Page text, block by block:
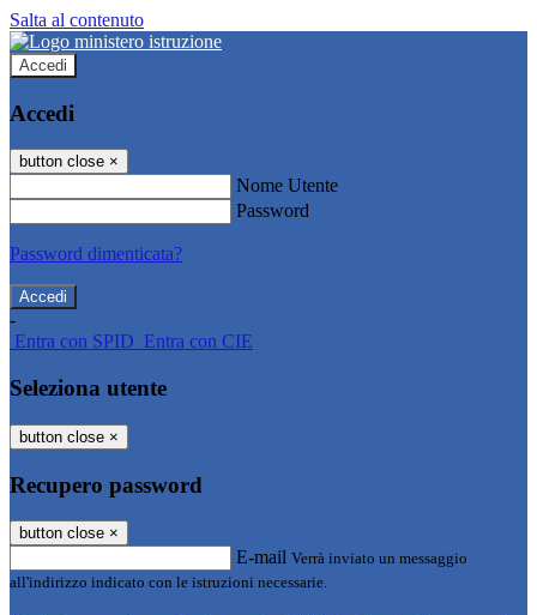
Salta al contenuto
Accedi
Accedi
button close ×
Nome Utente
Password
Password dimenticata?
-
Entra con SPID Entra con CIE
Seleziona utente
button close ×
Recupero password
button close ×
E-mail Verrà inviato un messaggio
all'indirizzo indicato con le istruzioni necessarie.